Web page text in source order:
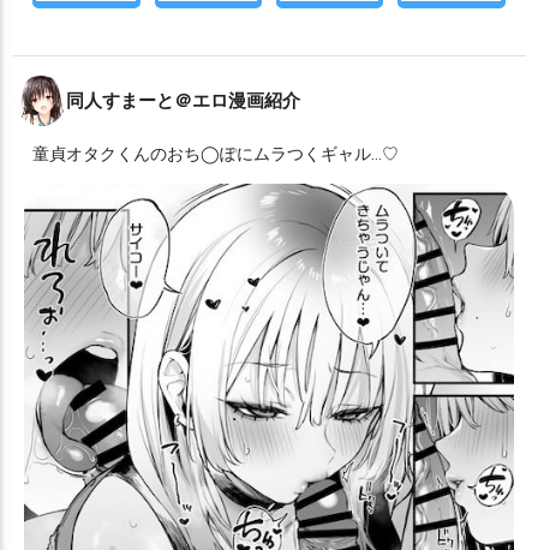
同人すまーと＠エロ漫画紹介
童貞オタクくんのおち◯ぽにムラつくギャル…♡